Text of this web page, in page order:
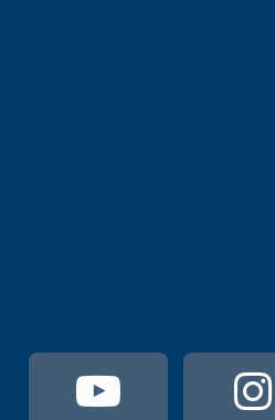
انستقرام